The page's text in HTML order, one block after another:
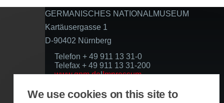
GERMANISCHES NATIONALMUSEUM
Kartäusergasse 1
D-90402 Nürnberg
Telefon + 49 911 13 31-0
Telefax + 49 911 13 31-200
www.gnm.de|Impressum
We use cookies on this site to